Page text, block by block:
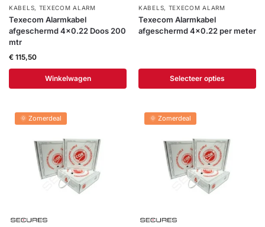
KABELS, TEXECOM ALARM
Texecom Alarmkabel
afgeschermd 4×0.22 Doos 200
mtr
€ 115,50
Winkelwagen
KABELS, TEXECOM ALARM
Texecom Alarmkabel
afgeschermd 4×0.22 per meter
Selecteer opties
🌞 Zomerdeal 🌞 Zomerdeal